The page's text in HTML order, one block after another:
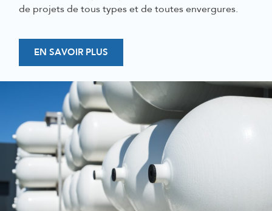
de projets de tous types et de toutes envergures.
EN SAVOIR PLUS